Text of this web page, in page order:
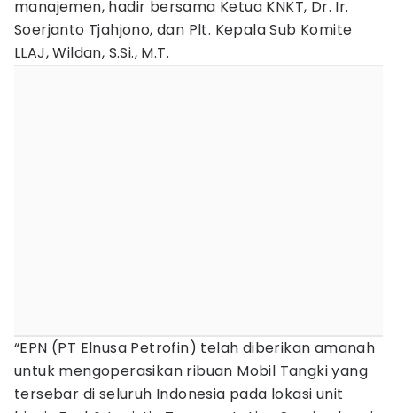
manajemen, hadir bersama Ketua KNKT, Dr. Ir.
Soerjanto Tjahjono, dan Plt. Kepala Sub Komite
LLAJ, Wildan, S.Si., M.T.
“EPN (PT Elnusa Petrofin) telah diberikan amanah
untuk mengoperasikan ribuan Mobil Tangki yang
tersebar di seluruh Indonesia pada lokasi unit